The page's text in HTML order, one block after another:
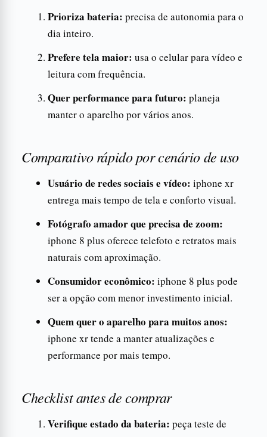
Prioriza bateria: precisa de autonomia para o
dia inteiro.
Prefere tela maior: usa o celular para vídeo e
leitura com frequência.
Quer performance para futuro: planeja
manter o aparelho por vários anos.
Comparativo rápido por cenário de uso
Usuário de redes sociais e vídeo: iphone xr
entrega mais tempo de tela e conforto visual.
Fotógrafo amador que precisa de zoom:
iphone 8 plus oferece telefoto e retratos mais
naturais com aproximação.
Consumidor econômico: iphone 8 plus pode
ser a opção com menor investimento inicial.
Quem quer o aparelho para muitos anos:
iphone xr tende a manter atualizações e
performance por mais tempo.
Checklist antes de comprar
Verifique estado da bateria: peça teste de